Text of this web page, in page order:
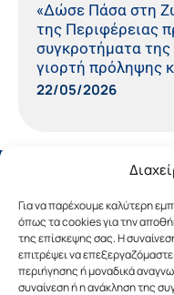
Για να παρέχουμε καλύτερη
όπως τα cookies για την
της επίσκεψης σας. Η
επιτρέψει να
περιήγησης ή μοναδικά
συναίνεση ή η ανάκληση της
«Δώσε Πάσα στη
της Περιφέρειας
συγκροτήματα της
γιορτή πρόληψης
22/05/2026